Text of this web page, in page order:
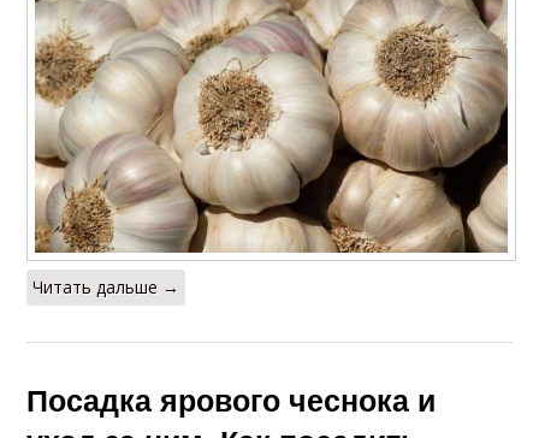
Читать дальше →
Посадка ярового чеснока и